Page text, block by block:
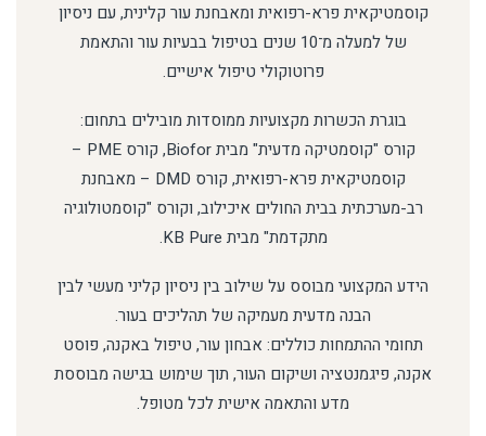
קוסמטיקאית פרא-רפואית ומאבחנת עור קלינית, עם ניסיון
של למעלה מ־10 שנים בטיפול בבעיות עור והתאמת
פרוטוקולי טיפול אישיים.
בוגרת הכשרות מקצועיות ממוסדות מובילים בתחום:
קורס "קוסמטיקה מדעית" מבית Biofor, קורס PME –
קוסמטיקאית פרא-רפואית, קורס DMD – מאבחנת
רב-מערכתית בבית החולים איכילוב, וקורס "קוסמטולוגיה
מתקדמת" מבית KB Pure.
הידע המקצועי מבוסס על שילוב בין ניסיון קליני מעשי לבין
הבנה מדעית מעמיקה של תהליכים בעור.
תחומי ההתמחות כוללים: אבחון עור, טיפול באקנה, פוסט
אקנה, פיגמנטציה ושיקום העור, תוך שימוש בגישה מבוססת
מדע והתאמה אישית לכל מטופל.